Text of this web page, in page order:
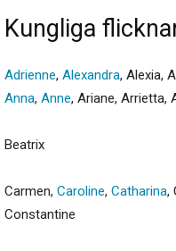
Kungliga
Adrienne, Alexandra, Alexia,
Anna, Anne, Ariane, Arrietta,
Beatrix
Carmen, Caroline, Catharina,
Constantine